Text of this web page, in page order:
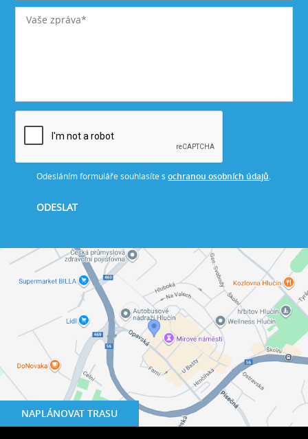
NAPLÁNOVAT TRASU
Odesláním formuláře souhlasíte sochranou osobních údajů.